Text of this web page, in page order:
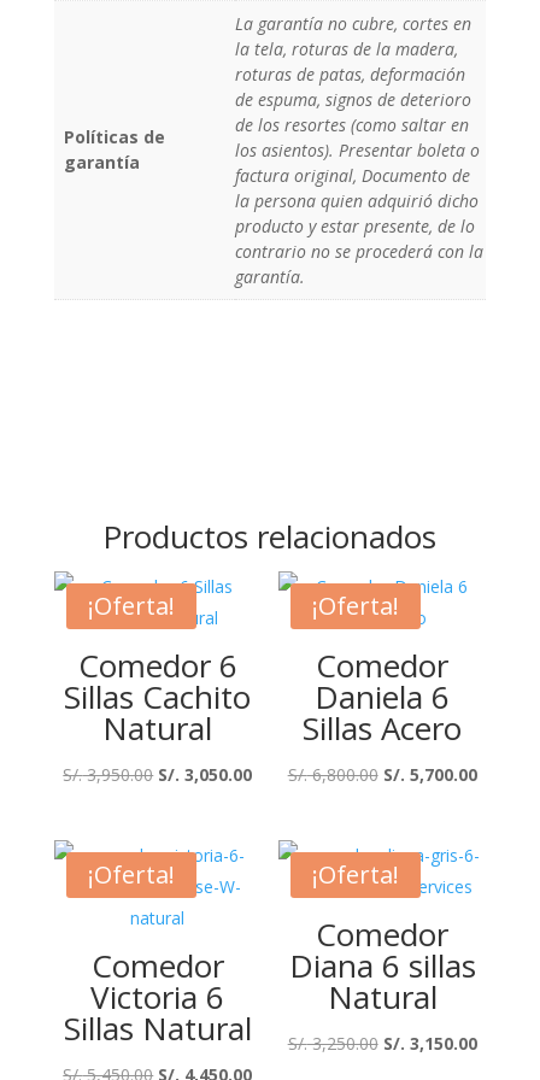
Políticas de
garantía
La garantía no cubre, cortes en
la tela, roturas de la madera,
roturas de patas, deformación
de espuma, signos de deterioro
de los resortes (como saltar en
los asientos). Presentar boleta o
factura original, Documento de
la persona quien adquirió dicho
producto y estar presente, de lo
contrario no se procederá con la
garantía.
Productos relacionados
¡Oferta!
Comedor 6
Sillas Cachito
Natural
S/.3,950.00 El
era:
S/. 3,950.00.
S/. 3,050.00El
actual
S/. 3,050.00.
¡Oferta!
Comedor
Daniela 6
Sillas Acero
S/.6,800.00 El
era:
S/. 6,800.00.
S/. 5,700.00El
¡Oferta!
Comedor
Victoria 6
Sillas Natural
S/.5,450.00 El
S/. 4,450.00El
¡Oferta!
Comedor
Diana 6 sillas
Natural
S/.3,250.00 El
S/. 3,150.00El